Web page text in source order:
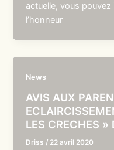
actuelle, vous
l’honneur
News
AVIS AUX
LES CRECHES »
Driss / 22 avril 2020